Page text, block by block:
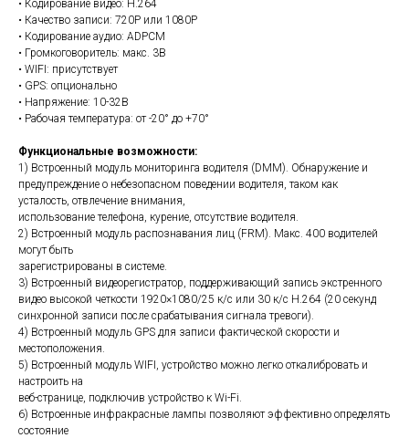
• Кодирование видео: H.264
• Качество записи: 720Р или 1080Р
• Кодирование аудио: ADPCM
• Громкоговоритель: макс. 3В
• WIFI: присутствует
• GPS: опционально
• Напряжение: 10-32В
• Рабочая температура: от -20° до +70°
Функциональные возможности:
1) Встроенный модуль мониторинга водителя (DMM). Обнаружение и
предупреждение о небезопасном поведении водителя, таком как
усталость, отвлечение внимания,
использование телефона, курение, отсутствие водителя.
2) Встроенный модуль распознавания лиц (FRM). Макс. 400 водителей
могут быть
зарегистрированы в системе.
3) Встроенный видеорегистратор, поддерживающий запись экстренного
видео высокой четкости 1920×1080/25 к/с или 30 к/с H.264 (20 секунд
синхронной записи после срабатывания сигнала тревоги).
4) Встроенный модуль GPS для записи фактической скорости и
местоположения.
5) Встроенный модуль WIFI, устройство можно легко откалибровать и
настроить на
веб-странице, подключив устройство к Wi-Fi.
6) Встроенные инфракрасные лампы позволяют эффективно определять
состояние